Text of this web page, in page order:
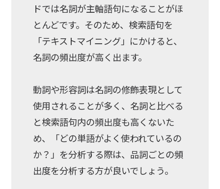
ドでは名詞が主軸語句になることがほ
とんどです。そのため、検索語句を
「テキストマイニング」にかけると、
名詞の頻出度が高く出ます。
動詞や形容詞は名詞の修飾表現として
使用されることが多く、名詞と比べる
と検索語句内の頻出度も高くないた
め、「どの単語がよく使われているの
か？」を分析する際は、品詞ごとの頻
出度を分析する方が良いでしょう。